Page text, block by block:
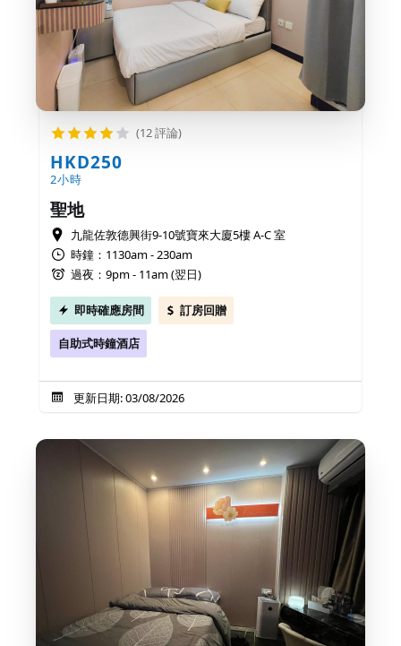
(12 評論)
HKD250
2小時
聖地
九龍佐敦德興街9-10號寶來大廈5樓 A-C 室
時鐘：1130am - 230am
過夜：9pm - 11am (翌日)
即時確應房間 訂房回贈
自助式時鐘酒店
更新日期: 03/08/2026